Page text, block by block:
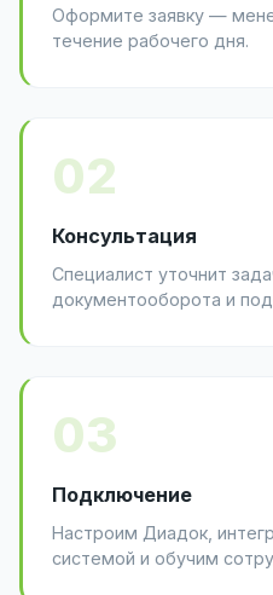
Оформите заявку —
течение рабочего дня.
02
Консультация
Специалист уточнит
документооборота и
03
Подключение
Настроим Диадок,
системой и обучим